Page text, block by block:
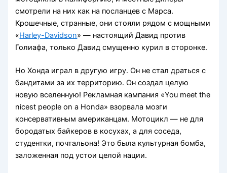
смотрели на них как на посланцев с Марса.
Крошечные, странные, они стояли рядом с мощными
«Harley-Davidson» — настоящий Давид против
Голиафа, только Давид смущенно курил в сторонке.
Но Хонда играл в другую игру. Он не стал драться с
бандитами за их территорию. Он создал целую
новую вселенную! Рекламная кампания «You meet the
nicest people on a Honda» взорвала мозги
консервативным американцам. Мотоцикл — не для
бородатых байкеров в косухах, а для соседа,
студентки, почтальона! Это была культурная бомба,
заложенная под устои целой нации.